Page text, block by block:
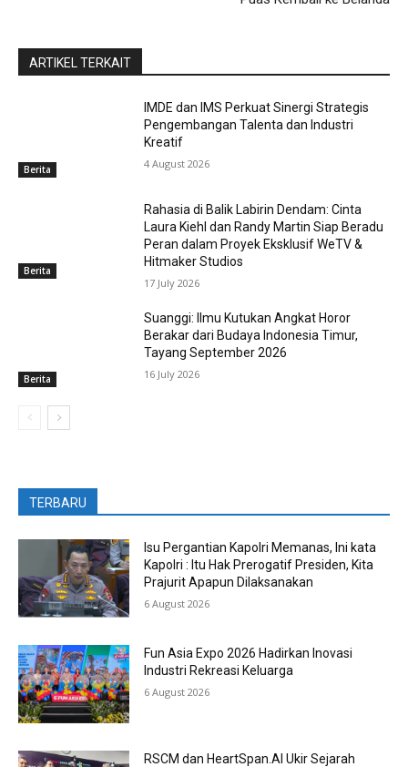
ARTIKEL TERKAIT
Berita
IMDE dan IMS Perkuat Sinergi Strategis
Pengembangan Talenta dan Industri
Kreatif
4 August 2026
Berita
Rahasia di Balik Labirin Dendam: Cinta
Laura Kiehl dan Randy Martin Siap Beradu
Peran dalam Proyek Eksklusif WeTV &
Hitmaker Studios
17 July 2026
Berita
Suanggi: Ilmu Kutukan Angkat Horor
Berakar dari Budaya Indonesia Timur,
Tayang September 2026
16 July 2026
TERBARU
Isu Pergantian Kapolri Memanas, Ini kata
Kapolri : Itu Hak Prerogatif Presiden, Kita
Prajurit Apapun Dilaksanakan
6 August 2026
Fun Asia Expo 2026 Hadirkan Inovasi
Industri Rekreasi Keluarga
6 August 2026
RSCM dan HeartSpan.AI Ukir Sejarah